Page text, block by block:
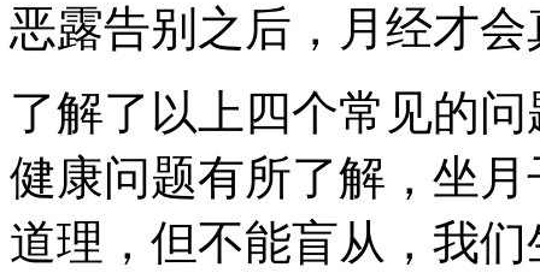
恶露告别之后，月经才
了解了以上四个常见的
健康问题有所了解，坐
道理，但不能盲从，我